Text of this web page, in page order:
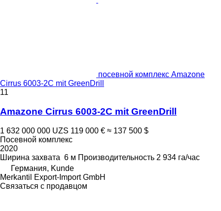
посевной комплекс Amazone
Cirrus 6003-2C mit GreenDrill
11
Amazone Cirrus 6003-2C mit GreenDrill
1 632 000 000 UZS 119 000 € ≈ 137 500 $
Посевной комплекс
2020
Ширина захвата 6 м Производительность 2 934 га/час
Германия, Kunde
Merkantil Export-Import GmbH
Связаться с продавцом